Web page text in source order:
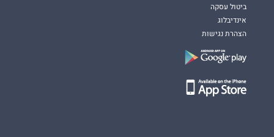
ביטול עסקה
אינדיבלוג
הצהרת נגישות